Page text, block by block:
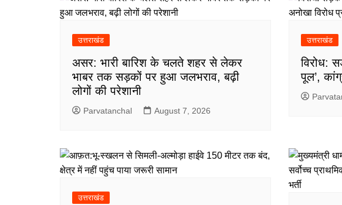
उत्तराखंड
असर: भारी बारिश के चलते शहर से लेकर
भाबर तक सड़कों पर हुआ जलभराव, बढ़ी
लोगों की परेशानी
Parvatanchal August 7, 2026
उत्तराखंड
विरोध:
पूल’,
उत्तराखंड